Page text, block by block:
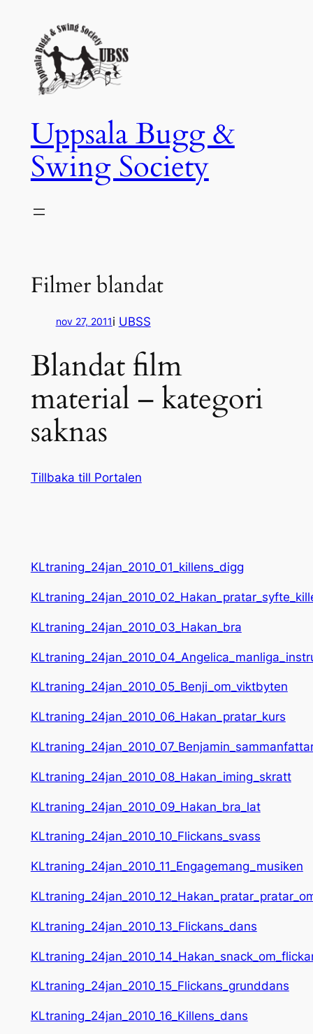
innehåll
Uppsala Bugg &
Swing Society
Filmer blandat
nov 27, 2011i UBSS
Blandat film
material – kategori
saknas
Tillbaka till Portalen
KLtraning_24jan_2010_01_killens_digg
KLtraning_24jan_2010_03_Hakan_bra
KLtraning_24jan_2010_05_Benji_om_viktbyten
KLtraning_24jan_2010_06_Hakan_pratar_kurs
KLtraning_24jan_2010_08_Hakan_iming_skratt
KLtraning_24jan_2010_09_Hakan_bra_lat
KLtraning_24jan_2010_10_Flickans_svass
KLtraning_24jan_2010_11_Engagemang_musiken
KLtraning_24jan_2010_13_Flickans_dans
KLtraning_24jan_2010_15_Flickans_grunddans
KLtraning_24jan_2010_16_Killens_dans